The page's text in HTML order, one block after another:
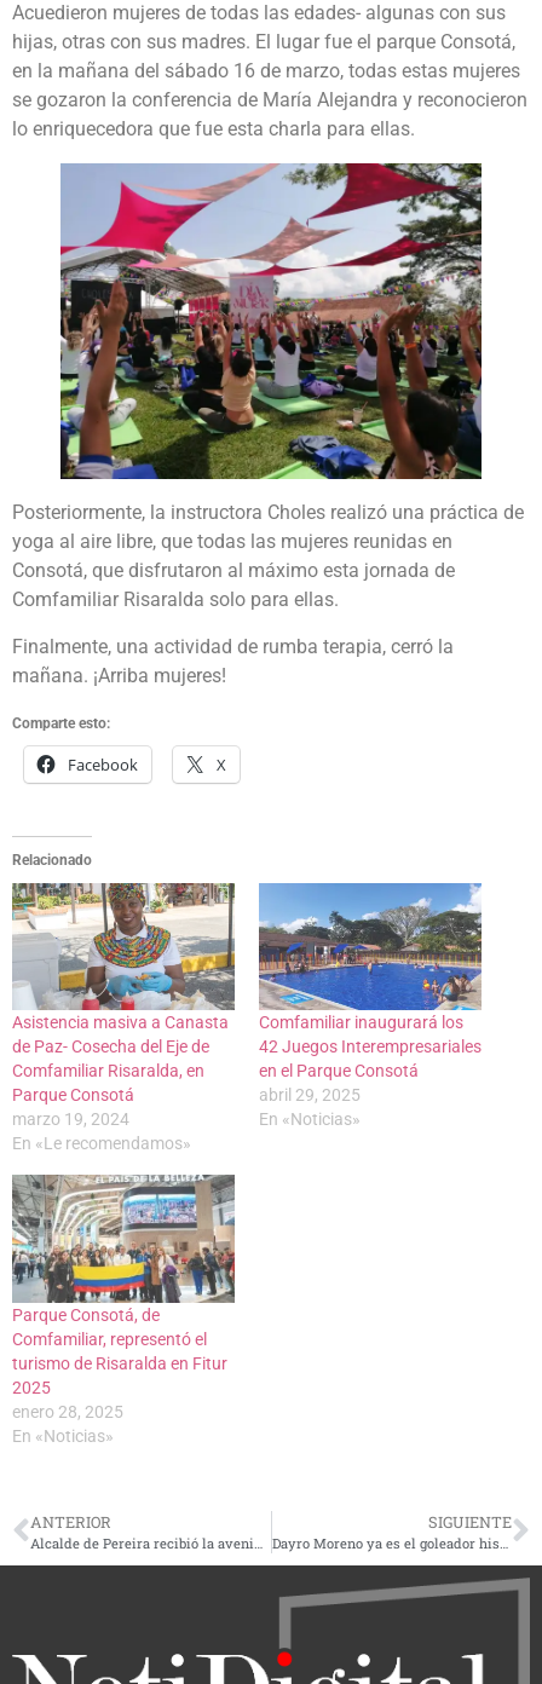
Acuedieron mujeres de todas las edades- algunas con sus
hijas, otras con sus madres. El lugar fue el parque Consotá,
en la mañana del sábado 16 de marzo, todas estas mujeres
se gozaron la conferencia de María Alejandra y reconocieron
lo enriquecedora que fue esta charla para ellas.
Posteriormente, la instructora Choles realizó una práctica de
yoga al aire libre, que todas las mujeres reunidas en
Consotá, que disfrutaron al máximo esta jornada de
Comfamiliar Risaralda solo para ellas.
Finalmente, una actividad de rumba terapia, cerró la
mañana. ¡Arriba mujeres!
Comparte esto:
Facebook X
Relacionado
Asistencia masiva a Canasta
de Paz- Cosecha del Eje de
Comfamiliar Risaralda, en
Parque Consotá
marzo 19, 2024
En «Le recomendamos»
Comfamiliar inaugurará los
42 Juegos Interempresariales
en el Parque Consotá
abril 29, 2025
En «Noticias»
Parque Consotá, de
Comfamiliar, representó el
turismo de Risaralda en Fitur
2025
enero 28, 2025
En «Noticias»
ANTERIOR SIGUIENTE